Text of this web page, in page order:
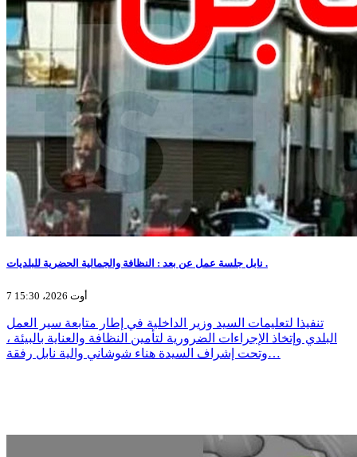
نابل جلسة عمل عن بعد : النظافة والجمالية الحضرية للبلديات .
7 أوت 2026، 15:30
تنفيذا لتعليمات السيد وزير الداخلية في إطار متابعة سير العمل
البلدي وإتخاذ الإجراءات الضرورية لتأمين النظافة والعناية بالبيئة ،
وتحت إشراف السيدة هناء شوشاني والية نابل رفقة…